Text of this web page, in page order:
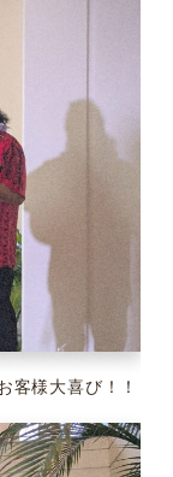
様大喜び！！